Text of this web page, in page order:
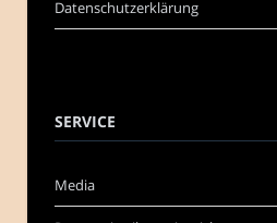
Datenschutzerklärung
SERVICE
Media